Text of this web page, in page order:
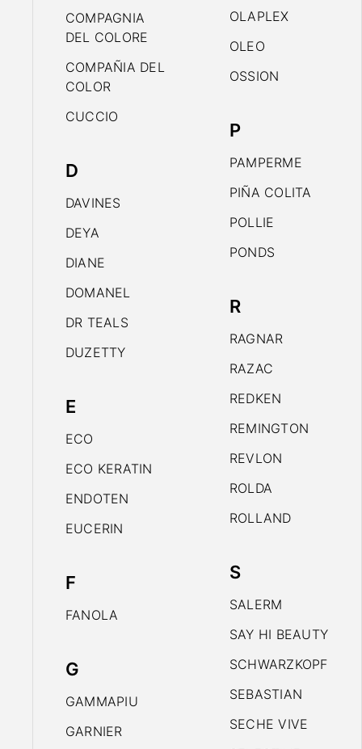
COMPAGNIA
DEL COLORE
COMPAÑIA DEL
COLOR
CUCCIO
D
DAVINES
DEYA
DIANE
DOMANEL
DR TEALS
DUZETTY
E
ECO
ECO KERATIN
ENDOTEN
EUCERIN
F
FANOLA
G
GAMMAPIU
GARNIER
OLAPLEX
OLEO
OSSION
P
PAMPERME
PIÑA COLITA
POLLIE
PONDS
R
RAGNAR
RAZAC
REDKEN
REMINGTON
REVLON
ROLDA
ROLLAND
S
SALERM
SAY HI BEAUTY
SCHWARZKOPF
SEBASTIAN
SECHE VIVE